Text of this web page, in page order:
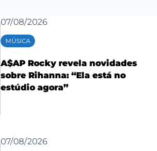
07/08/2026
MÚSICA
A$AP Rocky revela novidades
sobre Rihanna: “Ela está no
estúdio agora”
07/08/2026